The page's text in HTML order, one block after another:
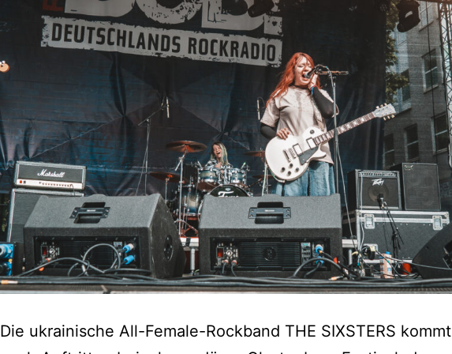
Die ukrainische All-Female-Rockband THE SIXSTERS kommt